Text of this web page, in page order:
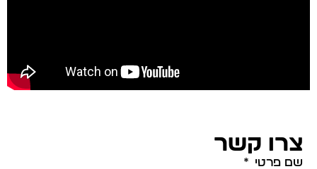
צרו קשר
שם פרטי